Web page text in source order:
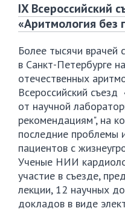
IX Всероссийский
«Аритмология без
Более тысячи врачей
в Санкт-Петербурге
отечественных
Всероссийский
от научной
рекомендациям", на
последние проблемы
пациентов с
Ученые НИИ
участие в съезде,
лекции, 12 научных
докладов в виде